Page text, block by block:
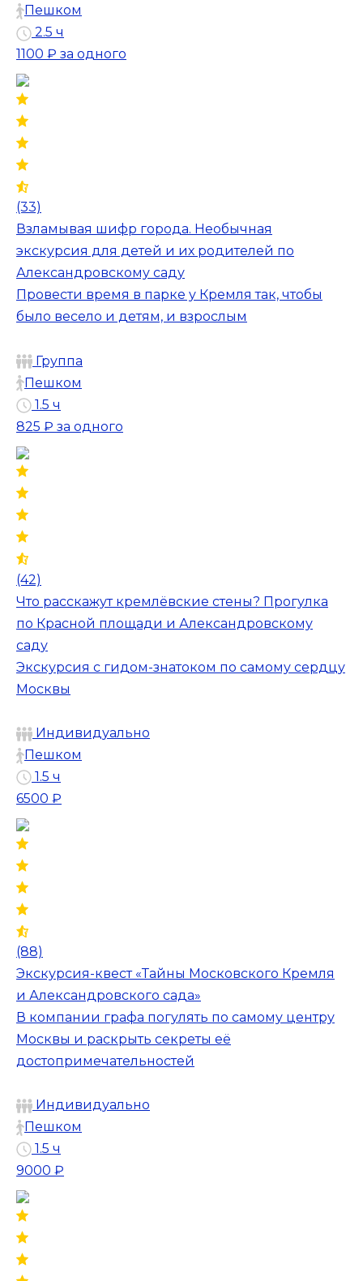
Пешком
2.5 ч
1100 ₽ за одного
(33)
Взламывая шифр города. Необычная
экскурсия для детей и их родителей по
Александровскому саду
Провести время в парке у Кремля так, чтобы
было весело и детям, и взрослым
Группа
Пешком
1.5 ч
825 ₽ за одного
(42)
Что расскажут кремлёвские стены? Прогулка
по Красной площади и Александровскому
саду
Экскурсия с гидом-знатоком по самому сердцу
Москвы
Индивидуально
Пешком
1.5 ч
6500 ₽
(88)
Экскурсия-квест «Тайны Московского Кремля
и Александровского сада»
В компании графа погулять по самому центру
Москвы и раскрыть секреты её
достопримечательностей
Индивидуально
Пешком
1.5 ч
9000 ₽